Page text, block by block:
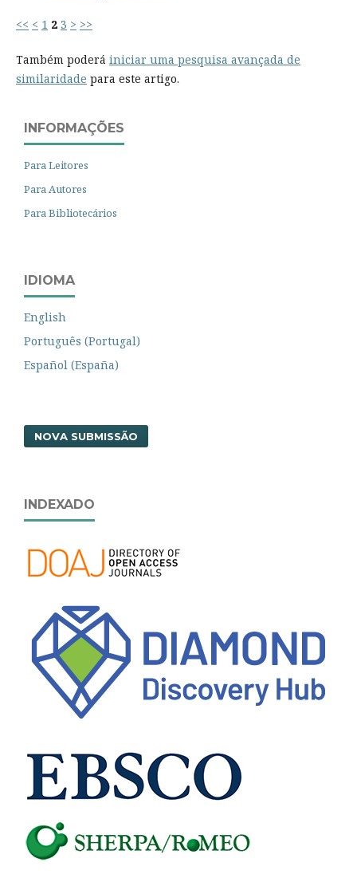
<< < 1 2 3 > >>
Também poderá iniciar uma pesquisa avançada de
similaridade para este artigo.
INFORMAÇÕES
Para Leitores
Para Autores
Para Bibliotecários
IDIOMA
English
Português (Portugal)
Español (España)
NOVA SUBMISSÃO
INDEXADO